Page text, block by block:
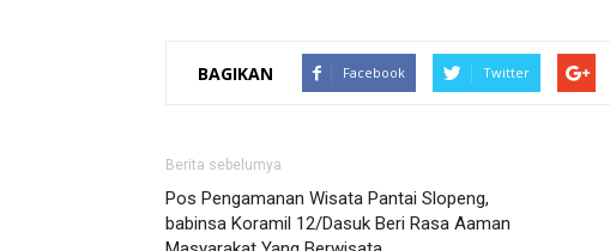
BAGIKAN Facebook Twitter
Berita sebelumya
Pos Pengamanan Wisata Pantai Slopeng,
babinsa Koramil 12/Dasuk Beri Rasa Aaman